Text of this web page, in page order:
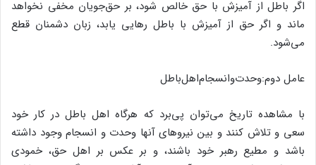
اگر باطل از آمیزش با حق خالص شود، بر حق‌‌جویان مخفى نخواهد
ماند و اگر حق از آمیزش با باطل رهایى یابد، زبان دشمنان قطع
مى‌‌شود.
عامل دوم:وحدت‌‌وانسجام‌‌اهل‌‌باطل
با مشاهده تاریخ مى‌‌توان پى‌‌برد که هرگاه اهل باطل در کار خود
سعى و تلاش کنند و بین نیروهاى آنها وحدت و انسجام وجود داشته
باشد و مطیع رهبر خود باشند، و بر عکس بر اهل حق، خمودى